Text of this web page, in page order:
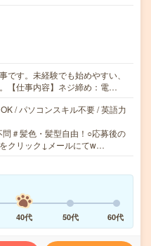
です。未経験でも始めやすい、
【仕事内容】ネジ締め：電…
/ パソコンスキル不要 / 英語力
問＃髪色・髪型自由！○応募後の
クリック↓メールにてw…
40代 50代 60代